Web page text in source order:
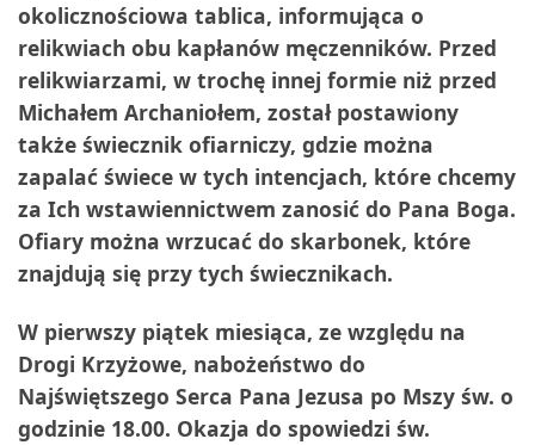
okolicznościowa tablica, informująca o
relikwiach obu kapłanów męczenników. Przed
relikwiarzami, w trochę innej formie niż przed
Michałem Archaniołem, został postawiony
także świecznik ofiarniczy, gdzie można
zapalać świece w tych intencjach, które chcemy
za Ich wstawiennictwem zanosić do Pana Boga.
Ofiary można wrzucać do skarbonek, które
znajdują się przy tych świecznikach.
W pierwszy piątek miesiąca, ze względu na
Drogi Krzyżowe, nabożeństwo do
Najświętszego Serca Pana Jezusa po Mszy św. o
godzinie 18.00. Okazja do spowiedzi św.